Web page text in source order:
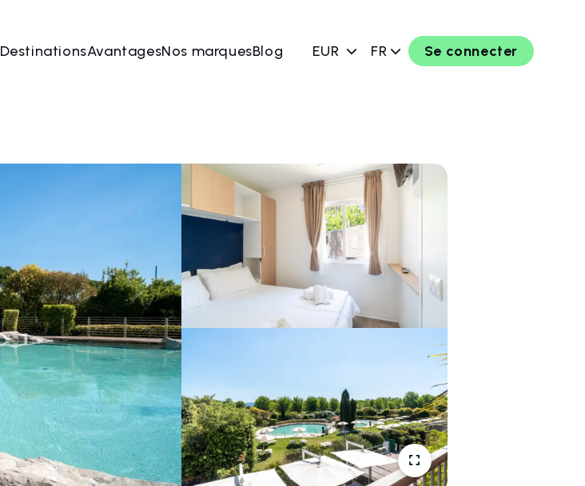
DestinationsAvantagesNos marquesBlog EUR FR Se connecter